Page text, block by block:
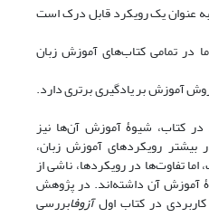
عنوان یک رویکرد قابل درک است
(براون، 1387: 278)، اما در تمامی کتاب‌های آموزش زبان
آموزش بر یادگیری برتری دارد.
در کتاب، شیوۀ آموزش آن‌ها نیز
بیشتر رویکردهای آموزش زبان،
تفاوت‌ها در رویکردها، ناشی از
آموزش آن داشته‌اند. در پژوهش
در کتاب اولآزوفابررسی